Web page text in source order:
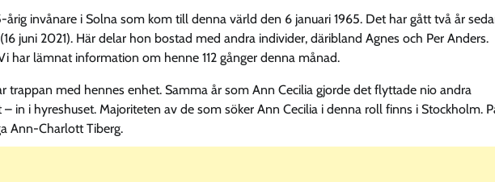
årig invånare i Solna som kom till denna värld den 6 januari 1965. Det har gått två år
juni 2021). Här delar hon bostad med andra individer, däribland Agnes och Per Anders.
har lämnat information om henne 112 gånger denna månad.
trappan med hennes enhet. Samma år som Ann Cecilia gjorde det flyttade nio andra
in i hyreshuset. Majoriteten av de som söker Ann Cecilia i denna roll finns i Stockholm.
Ann-Charlott Tiberg.